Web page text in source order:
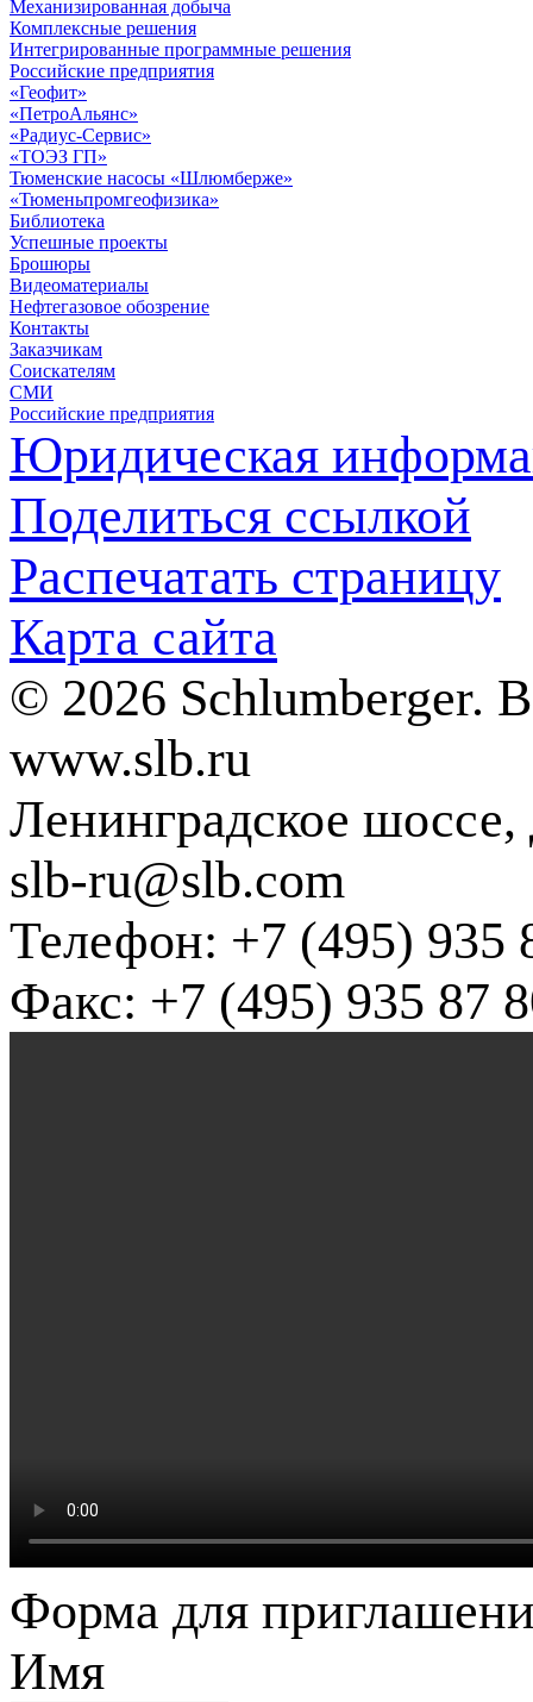
Механизированная добыча
Комплексные решения
Интегрированные программные решения
Российские предприятия
«Геофит»
«ПетроАльянс»
«Радиус-Сервис»
«ТОЭЗ ГП»
Тюменские насосы «Шлюмберже»
«Тюменьпромгеофизика»
Библиотека
Успешные проекты
Брошюры
Видеоматериалы
Нефтегазовое обозрение
Контакты
Заказчикам
Соискателям
СМИ
Российские предприятия
Юридическая
Поделиться ссылкой
Распечатать страницу
Карта сайта
© 2026 Schlumberger.
www.slb.ru
Ленинградское
slb-ru@slb.com
Телефон: +7 (495) 935
Факс: +7 (495) 935 87
Форма для
Имя